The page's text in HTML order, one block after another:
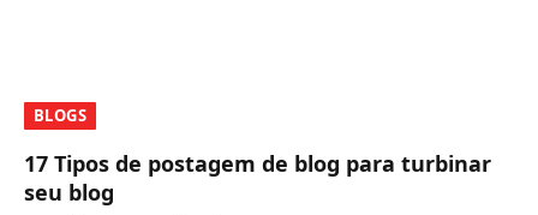
BLOGS
17 Tipos de postagem de blog para turbinar
seu blog